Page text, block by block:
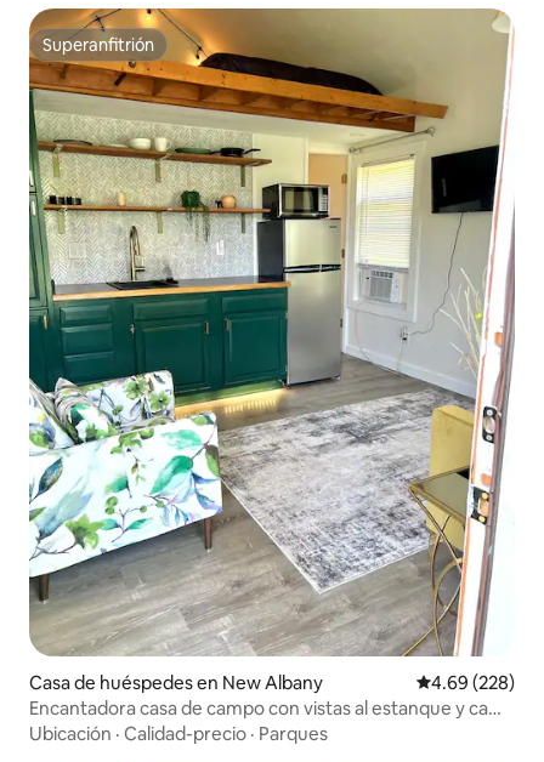
Superanfitrión
Superanfitrión
Casa de huéspedes en New Albany Calificación
4.69 (228)
Encantadora casa de campo con vistas al estanque y cama
en altillo
Ubicación · Calidad-precio · Parques